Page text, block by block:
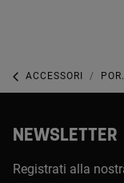
ACCESSORI PORTAMONETE,
NEWSLETTER
Registrati alla